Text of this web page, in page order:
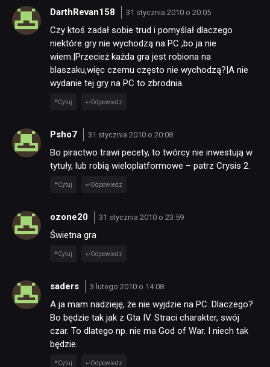
DarthRevan158 31 stycznia 2010 o 20:05
Czy ktoś zadał sobie trud i pomyślał dlaczego
niektóre gry nie wychodzą na PC ,bo ja nie
wiem.|Przecież każda gra jest robiona na
blaszaku,więc czemu często nie wychodzą?|A nie
wydanie tej gry na PC to zbrodnia.
Cytuj Odpowiedz
Psho7 31 stycznia 2010 o 20:08
Bo piractwo trawi pecety, to twórcy nie inwestują w
tytuły, lub robią wieloplatformowe – patrz Crysis 2.
Cytuj Odpowiedz
ozone20 31 stycznia 2010 o 23:59
Świetna gra
Cytuj Odpowiedz
saders 3 lutego 2010 o 14:08
A ja mam nadzieję, że nie wyjdzie na PC. Dlaczego?
Bo będzie tak jak z Gta IV. Straci charakter, swój
czar. To dlatego np. nie ma God of War. I niech tak
będzie.
Cytuj Odpowiedz